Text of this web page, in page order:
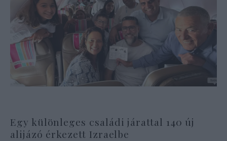
Egy különleges családi járattal 140 új
alijázó érkezett Izraelbe